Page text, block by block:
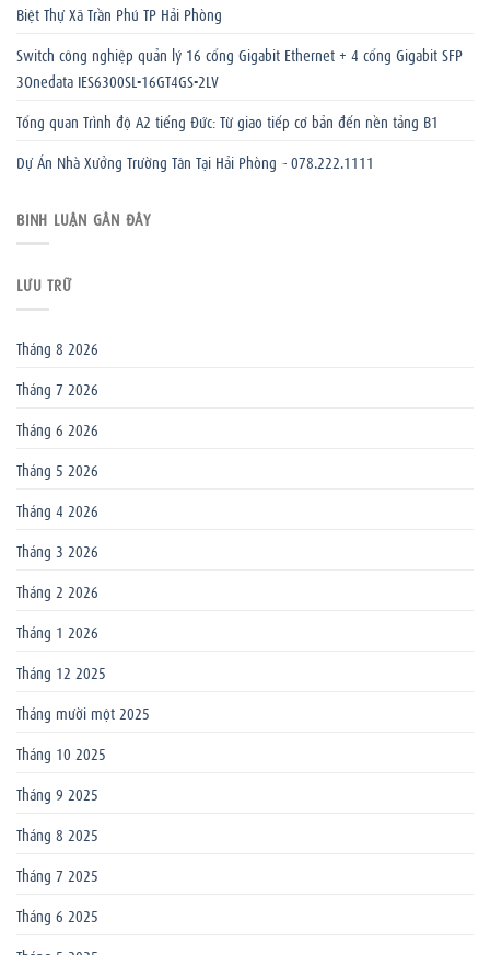
Biệt Thự Xã Trần Phú TP Hải Phòng
Switch công nghiệp quản lý 16 cổng Gigabit Ethernet + 4 cổng Gigabit SFP
3Onedata IES6300SL-16GT4GS-2LV
Tổng quan Trình độ A2 tiếng Đức: Từ giao tiếp cơ bản đến nền tảng B1
Dự Án Nhà Xưởng Trường Tân Tại Hải Phòng – 078.222.1111
BÌNH LUẬN GẦN ĐÂY
LƯU TRỮ
Tháng 8 2026
Tháng 7 2026
Tháng 6 2026
Tháng 5 2026
Tháng 4 2026
Tháng 3 2026
Tháng 2 2026
Tháng 1 2026
Tháng 12 2025
Tháng mười một 2025
Tháng 10 2025
Tháng 9 2025
Tháng 8 2025
Tháng 7 2025
Tháng 6 2025